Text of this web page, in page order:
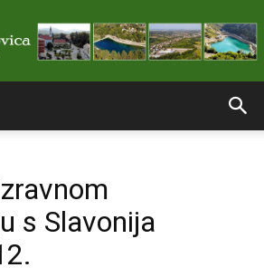
stranice
s Slavonija